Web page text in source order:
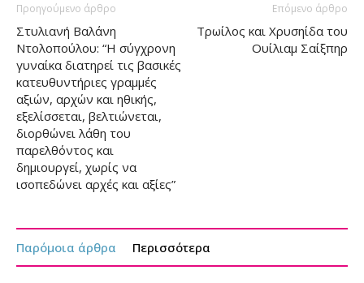
Προηγούμενο άρθρο
Στυλιανή Βαλάνη
Ντολοπούλου: “Η σύγχρονη
γυναίκα διατηρεί τις βασικές
κατευθυντήριες γραμμές
αξιών, αρχών και ηθικής,
εξελίσσεται, βελτιώνεται,
διορθώνει λάθη του
παρελθόντος και
δημιουργεί, χωρίς να
ισοπεδώνει αρχές και αξίες”
Επόμενο άρθρο
Τρωίλος και Χρυσηίδα του
Ουίλιαμ Σαίξπηρ
Παρόμοια άρθρα Περισσότερα